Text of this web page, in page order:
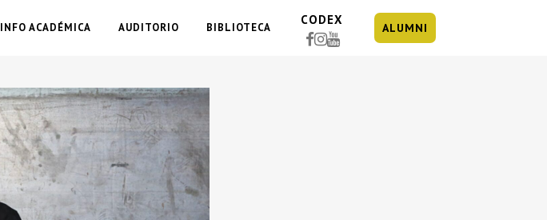
INFO ACADÉMICA AUDITORIO BIBLIOTECA
CODEX
ALUMNI